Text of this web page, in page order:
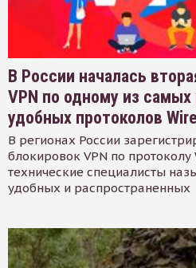
В России началась
VPN по одному из
удобных протоколов
В регионах России
блокировок VPN по
технические специалисты
удобных и распространенных